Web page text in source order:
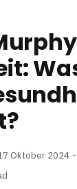
Oktober 2024